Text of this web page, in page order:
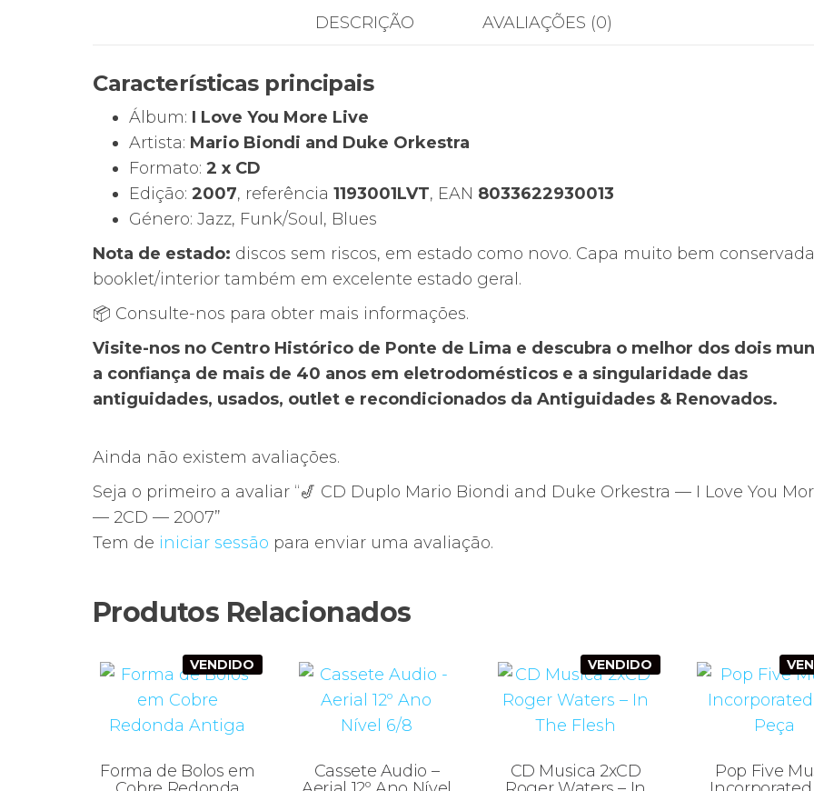
Duke
Live
2CD
—
DESCRIÇÃO AVALIAÇÕES (0)
Características principais
Álbum: I Love You More Live
Artista: Mario Biondi and Duke Orkestra
Formato: 2 x CD
Edição: 2007, referência 1193001LVT, EAN 8033622930013
Género: Jazz, Funk/Soul, Blues
Nota de estado: discos sem riscos, em estado como novo. Capa muito bem
booklet/interior também em excelente estado geral.
📦 Consulte-nos para obter mais informações.
Visite-nos no Centro Histórico de Ponte de Lima e descubra o melhor dos dois
a confiança de mais de 40 anos em eletrodomésticos e a singularidade das
antiguidades, usados, outlet e recondicionados da Antiguidades & Renovados.
Ainda não existem avaliações.
Seja o primeiro a avaliar “🎷 CD Duplo Mario Biondi and Duke Orkestra — I Love You
— 2CD — 2007”
Tem de iniciar sessão para enviar uma avaliação.
Produtos Relacionados
VENDIDO
Forma de Bolos em
Cassete Audio –
VENDIDO
CD Musica 2xCD
Pop Five